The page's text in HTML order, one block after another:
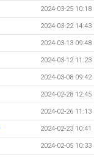
2024-03-25 10:18
2024-03-22 14:43
2024-03-13 09:48
2024-03-12 11:23
2024-03-08 09:42
2024-02-28 12:45
2024-02-26 11:13
2024-02-23 10:41
2024-02-05 10:33